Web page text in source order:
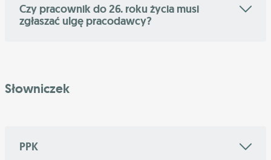
Czy pracownik do 26. roku życia musi
zgłaszać ulgę pracodawcy?
Słowniczek
PPK